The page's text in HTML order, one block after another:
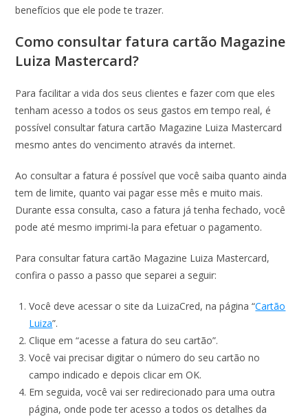
benefícios que ele pode te trazer.
Como consultar fatura cartão Magazine
Luiza Mastercard?
Para facilitar a vida dos seus clientes e fazer com que eles
tenham acesso a todos os seus gastos em tempo real, é
possível consultar fatura cartão Magazine Luiza Mastercard
mesmo antes do vencimento através da internet.
Ao consultar a fatura é possível que você saiba quanto ainda
tem de limite, quanto vai pagar esse mês e muito mais.
Durante essa consulta, caso a fatura já tenha fechado, você
pode até mesmo imprimi-la para efetuar o pagamento.
Para consultar fatura cartão Magazine Luiza Mastercard,
confira o passo a passo que separei a seguir:
Você deve acessar o site da LuizaCred, na página “Cartão
Luiza”.
Clique em “acesse a fatura do seu cartão”.
Você vai precisar digitar o número do seu cartão no
campo indicado e depois clicar em OK.
Em seguida, você vai ser redirecionado para uma outra
página, onde pode ter acesso a todos os detalhes da